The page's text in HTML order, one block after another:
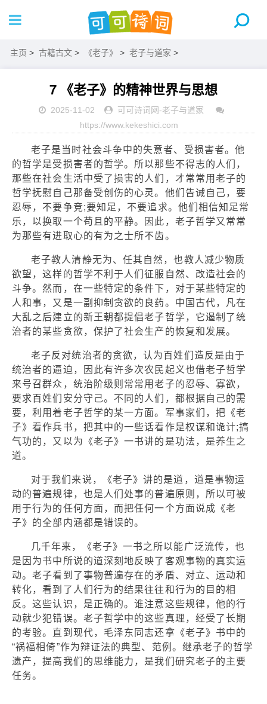
主页 > 古籍古文 > 《老子》 > 老子与道家 >
7 《老子》的精神世界与思想
2025-11-02 可可诗词网-老子与道家
https://www.kekeshici.com
老子是当时社会斗争中的失意者、受损害者。他
的哲学是受损害者的哲学。所以那些不得志的人们，
那些在社会生活中受了损害的人们，才常常用老子的
哲学抚慰自己那备受创伤的心灵。他们告诫自己，要
忍辱，不要争竞;要知足，不要追求。他们相信知足常
乐，以换取一个苟且的平静。因此，老子哲学又常常
为那些有进取心的有为之士所不齿。
老子教人清静无为、任其自然，也教人减少物质
欲望，这样的哲学不利于人们征服自然、改造社会的
斗争。然而，在一些特定的条件下，对于某些特定的
人和事，又是一副抑制贪欲的良药。中国古代，凡在
大乱之后建立的新王朝都提倡老子哲学，它遏制了统
治者的某些贪欲，保护了社会生产的恢复和发展。
老子反对统治者的贪欲，认为百姓们造反是由于
统治者的逼迫，因此有许多次农民起义也借老子哲学
来号召群众，统治阶级则常常用老子的忍辱、寡欲，
要求百姓们安分守己。不同的人们，都根据自己的需
要，利用着老子哲学的某一方面。军事家们，把《老
子》看作兵书，把其中的一些话看作是权谋和诡计;搞
气功的，又以为《老子》一书讲的是功法，是养生之
道。
对于我们来说，《老子》讲的是道，道是事物运
动的普遍规律，也是人们处事的普遍原则，所以可被
用于行为的任何方面，而把任何一个方面说成《老
子》的全部内涵都是错误的。
几千年来，《老子》一书之所以能广泛流传，也
是因为书中所说的道深刻地反映了客观事物的真实运
动。老子看到了事物普遍存在的矛盾、对立、运动和
转化，看到了人们行为的结果往往和行为的目的相
反。这些认识，是正确的。谁注意这些规律，他的行
动就少犯错误。老子哲学中的这些真理，经受了长期
的考验。直到现代，毛泽东同志还拿《老子》书中的
“祸福相倚”作为辩证法的典型、范例。继承老子的哲学
遗产，提高我们的思维能力，是我们研究老子的主要
任务。